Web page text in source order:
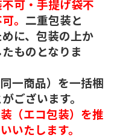
可・手提げ袋不
。 二重包装と
に、包装の上か
ものとなりま
一商品）を一括梱
ございます。
（エコ包装）を推
いたします。